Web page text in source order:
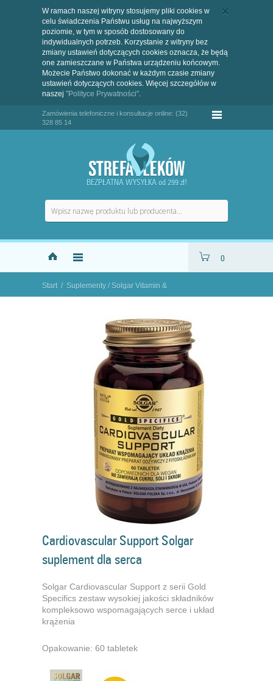
W ramach naszej witryny stosujemy pliki cookies w
celu świadczenia Państwu usług na najwyższym
poziomie, w tym w sposób dostosowany do
indywidualnych potrzeb. Korzystanie z witryny bez
zmiany ustawień dotyczących cookies oznacza, że będą
one zamieszczane w Państwa urządzeniu końcowym.
Możecie Państwo dokonać w każdym czasie zmiany
ustawień dotyczących cookies. Więcej szczegółów w
naszej "Polityce Prywatności".
Zamówienia telefoniczne i konsultacje online: (32)
328 85 14
BEZPŁATNA WYSYŁKA od 299 zł!
0
Start / Suplementy / Solgar Vitamin &
Cardiovascular Support Solgar
suplement dla serca
Solgar Cardiovascular Support z serii Gold
Specifics zestaw wysokiej jakości składników
kompleksowo wspomagających serce i układ
krążenia
Opakowanie: 60 tabletek